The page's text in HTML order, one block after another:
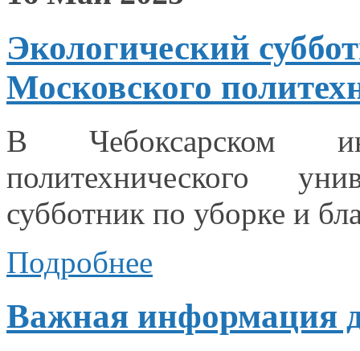
Экологический
Московского
В Чебоксарском
политехнического
субботник по уборке и
Подробнее
Важная информация